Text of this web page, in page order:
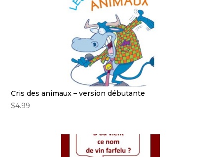
Cris des animaux – version débutante
$4.99